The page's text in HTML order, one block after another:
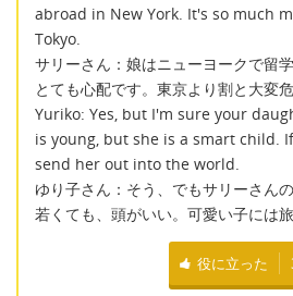
abroad in New York. It's so much
Tokyo.
サリーさん：娘はニューヨークで留
とても心配です。東京より割と大変危
Yuriko: Yes, but I'm sure your
is young, but she is a smart child.
send her out into the world.
ゆり子さん：そう、でもサリーさん
若くても、頭がいい。可愛い子には旅
役に立った